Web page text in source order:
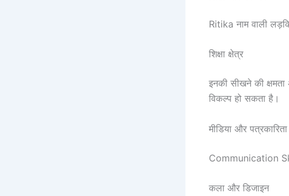
Ritika नाम वाली
शिक्षा क्षेत्र
इनकी सीखने की
विकल्प हो सकता है।
मीडिया और पत्रकारिता
Communication
कला और डिजाइन